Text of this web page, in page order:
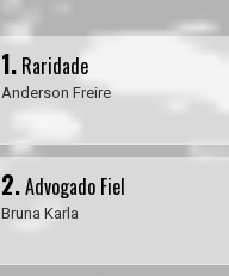
1. Raridade
Anderson Freire
2.Advogado Fiel
Bruna Karla